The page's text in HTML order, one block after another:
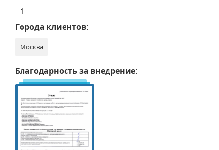
1
Города клиентов:
Москва
Благодарность за внедрение: